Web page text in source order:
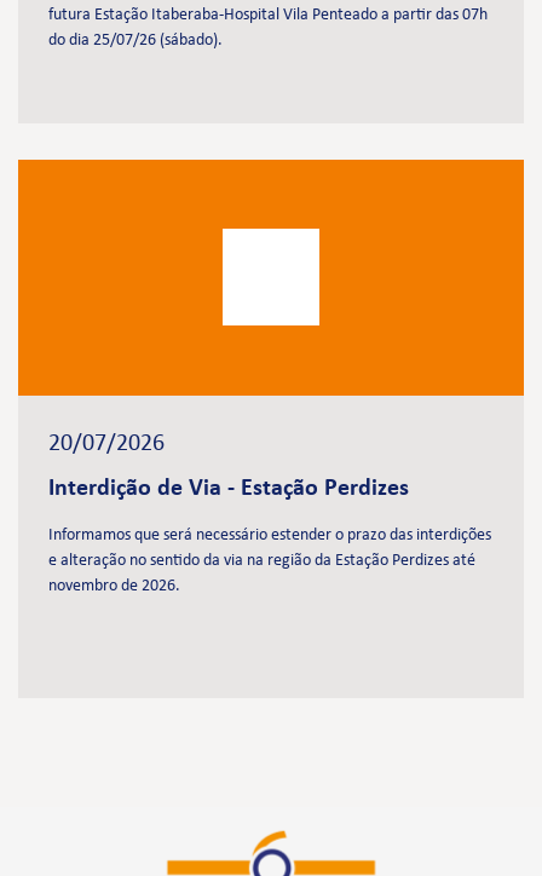
futura Estação Itaberaba-Hospital Vila Penteado a partir das 07h
do dia 25/07/26 (sábado).
20/07/2026
Interdição de Via - Estação Perdizes
Informamos que será necessário estender o prazo das interdições
e alteração no sentido da via na região da Estação Perdizes até
novembro de 2026.